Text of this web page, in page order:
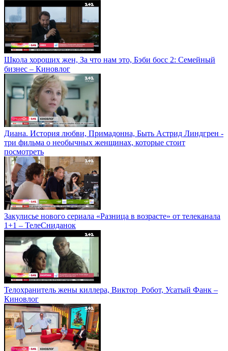
Школа хороших жен, За что нам это, Бэби босс 2: Семейный
бизнес – Киновлог
Диана. История любви, Примадонна, Быть Астрид Линдгрен -
три фильма о необычных женщинах, которые стоит
посмотреть
Закулисье нового сериала «Разница в возрасте» от телеканала
1+1 – ТелеСниданок
Телохранитель жены киллера, Виктор_Робот, Усатый Фанк –
Киновлог